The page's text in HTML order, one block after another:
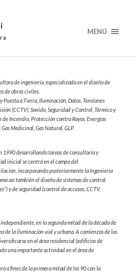
MENÚ
de ingeniería, especializada en el diseño de
de obras civiles.
Puesta a Tierra, Iluminación, Datos, Tensiones
(CCTV), Sonido, Seguridad y Control, Térmico y
Incendio, Protección contra Rayos, Energías
Medicinal, Gas Natural, GLP.
1990 desarrollando tareas de consultoría y
inicial se centró en el campo del
incorporando posteriormente la Ingeniería
así también el diseño de sistemas de control
y de seguridad (control de accesos, CCTV,
en la segunda mitad de la década de
de la iluminación vial y urbana. A comienzos de los
en el área residencial (edificios de
una importante actividad en el área de
a fines de la primera mitad de los 90 con la